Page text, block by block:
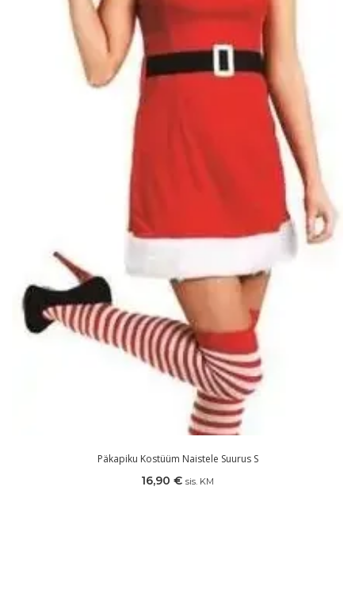
Päkapiku Kostüüm Naistele Suurus S
16,90 € sis. KM